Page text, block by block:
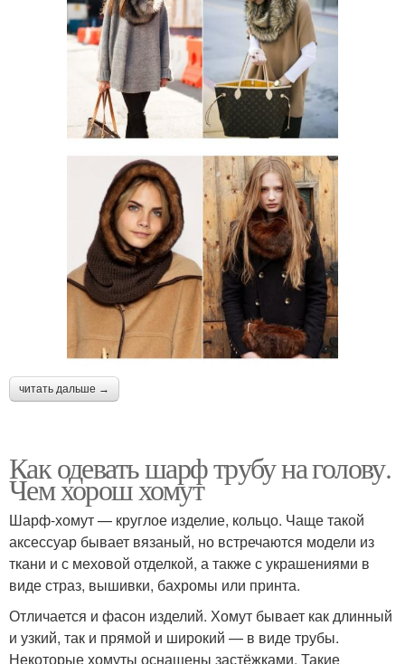
читать дальше →
Как одевать шарф трубу на голову.
Чем хорош хомут
Шарф-хомут — круглое изделие, кольцо. Чаще такой
аксессуар бывает вязаный, но встречаются модели из
ткани и с меховой отделкой, а также с украшениями в
виде страз, вышивки, бахромы или принта.
Отличается и фасон изделий. Хомут бывает как длинный
и узкий, так и прямой и широкий — в виде трубы.
Некоторые хомуты оснащены застёжками. Такие